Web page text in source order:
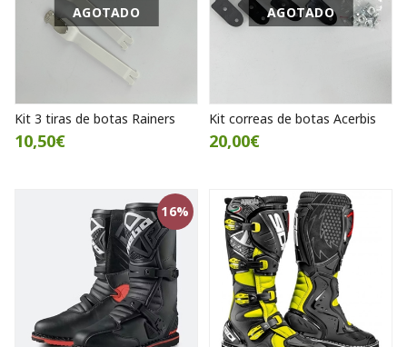
AGOTADO
Kit 3 tiras de botas Rainers
10,50€
AGOTADO
Kit correas de botas Acerbis
20,00€
16%